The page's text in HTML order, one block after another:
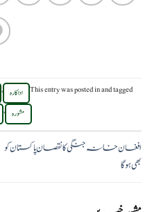
This entry was posted inand tagged اداکارہ ,
مشورہ ,
افغان خانہ جنگی کا نقصان پاکستان کو
بھی ہوگا